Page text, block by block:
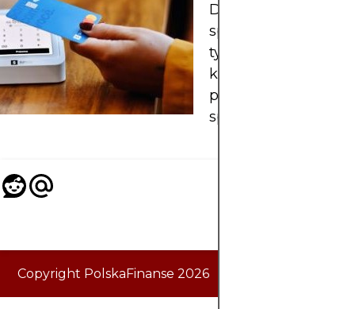
Dowiedz się, jak
sprzedaż, poznaj
typowe opłaty i
których należy
przy handlu lub
sprzedaży aktywów.
Copyright PolskaFinanse 2026